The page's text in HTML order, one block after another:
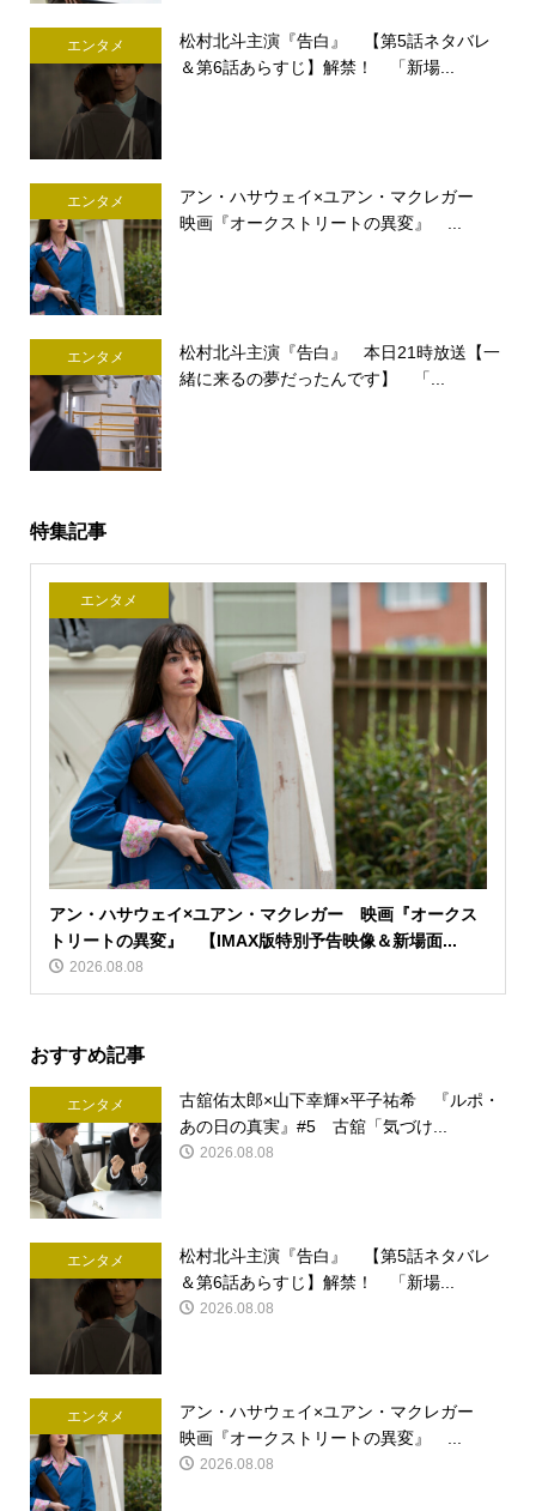
エンタメ
松村北斗主演『告白』 【第5話ネタバレ
＆第6話あらすじ】解禁！ 「新場...
エンタメ
アン・ハサウェイ×ユアン・マクレガー
映画『オークストリートの異変』 ...
エンタメ
松村北斗主演『告白』 本日21時放送【一
緒に来るの夢だったんです】 「...
特集記事
エンタメ
アン・ハサウェイ×ユアン・マクレガー 映画『オークス
トリートの異変』 【IMAX版特別予告映像＆新場面...
2026.08.08
おすすめ記事
エンタメ
古舘佑太郎×山下幸輝×平子祐希 『ルポ・
あの日の真実』#5 古舘「気づけ...
2026.08.08
エンタメ
松村北斗主演『告白』 【第5話ネタバレ
＆第6話あらすじ】解禁！ 「新場...
2026.08.08
エンタメ
アン・ハサウェイ×ユアン・マクレガー
映画『オークストリートの異変』 ...
2026.08.08